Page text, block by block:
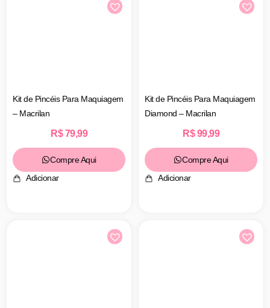
Kit de Pincéis Para Maquiagem
– Macrilan
R$79,99
Compre Aqui
Adicionar
Kit de Pincéis Para Maquiagem
Diamond – Macrilan
R$99,99
Compre Aqui
Adicionar